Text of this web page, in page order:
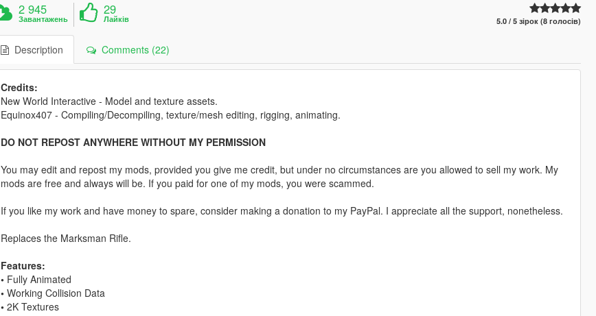
2 945
Завантажень
29
Лайків 5.0 / 5 зірок (8 голосів)
Description Comments (22)
Credits:
New World Interactive - Model and texture assets.
Equinox407 - Compiling/Decompiling, texture/mesh editing, rigging, animating.
DO NOT REPOST ANYWHERE WITHOUT MY PERMISSION
You may edit and repost my mods, provided you give me credit, but under no circumstances are you allowed to sell my work. My
mods are free and always will be. If you paid for one of my mods, you were scammed.
If you like my work and have money to spare, consider making a donation to my PayPal. I appreciate all the support, nonetheless.
Replaces the Marksman Rifle.
Features:
•Fully Animated
•Working Collision Data
•2K Textures